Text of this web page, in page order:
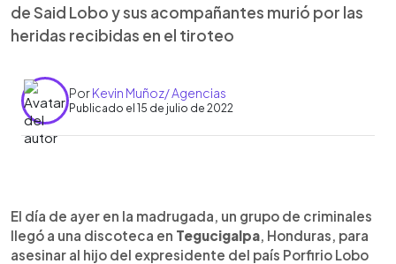
de Said Lobo y sus acompañantes murió por las
heridas recibidas en el tiroteo
PorKevin Muñoz/ Agencias
Publicado el 15 de julio de 2022
► Escuchar artículo
El día de ayer en la madrugada, un grupo de criminales
llegó a una discoteca en Tegucigalpa , Honduras, para
asesinar al hijo del expresidente del país Porfirio Lobo